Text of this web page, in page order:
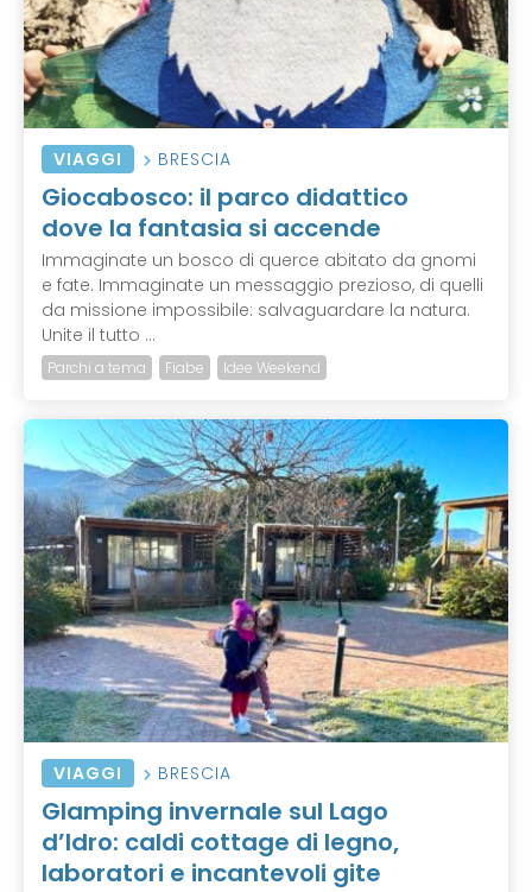
VIAGGI BRESCIA
Giocabosco: il parco didattico
dove la fantasia si accende
Immaginate un bosco di querce abitato da gnomi
e fate. Immaginate un messaggio prezioso, di quelli
da missione impossibile: salvaguardare la natura.
Unite il tutto ...
Parchi a tema Fiabe Idee Weekend
VIAGGI BRESCIA
Glamping invernale sul Lago
d’Idro: caldi cottage di legno,
laboratori e incantevoli gite